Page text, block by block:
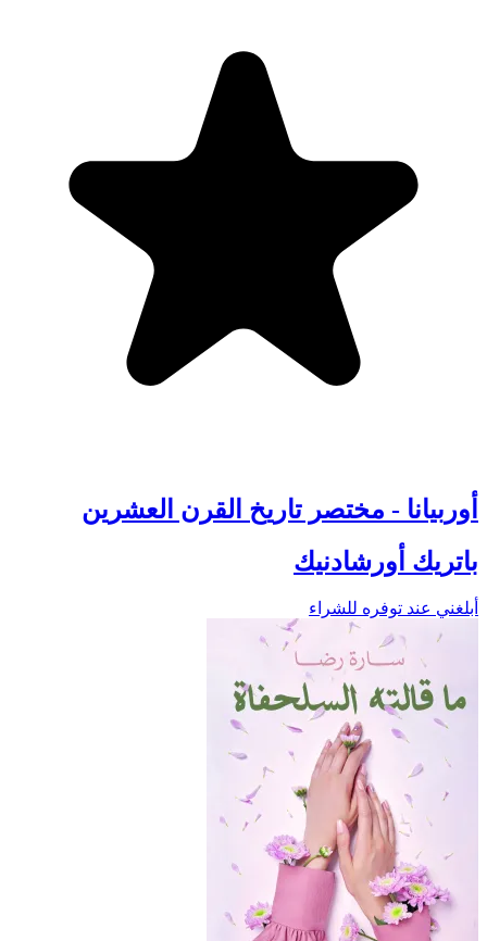
أوربيانا - مختصر تاريخ القرن العشرين
باتريك أورشادنيك
أبلغني عند توفره للشراء